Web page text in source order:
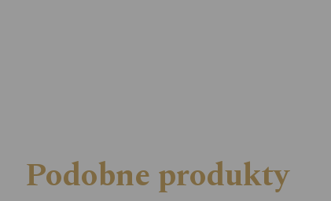
Podobne produkty